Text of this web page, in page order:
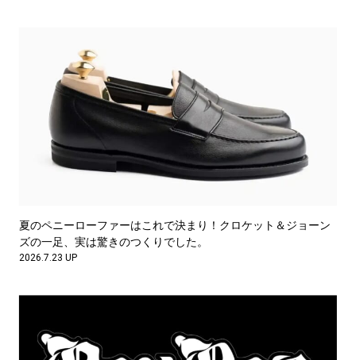
夏のペニーローファーはこれで決まり！クロケット＆ジョーン
ズの一足、実は驚きのつくりでした。
2026.7.23 UP